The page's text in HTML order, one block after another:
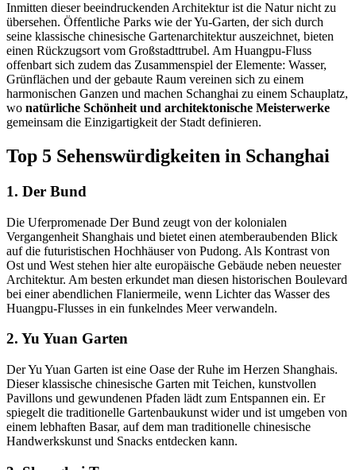
Inmitten dieser beeindruckenden Architektur ist die Natur nicht zu
übersehen. Öffentliche Parks wie der Yu-Garten, der sich durch
seine klassische chinesische Gartenarchitektur auszeichnet, bieten
einen Rückzugsort vom Großstadttrubel. Am Huangpu-Fluss
offenbart sich zudem das Zusammenspiel der Elemente: Wasser,
Grünflächen und der gebaute Raum vereinen sich zu einem
harmonischen Ganzen und machen Schanghai zu einem Schauplatz,
wo natürliche Schönheit und architektonische Meisterwerke
gemeinsam die Einzigartigkeit der Stadt definieren.
Top 5 Sehenswürdigkeiten in Schanghai
1. Der Bund
Die Uferpromenade Der Bund zeugt von der kolonialen
Vergangenheit Shanghais und bietet einen atemberaubenden Blick
auf die futuristischen Hochhäuser von Pudong. Als Kontrast von
Ost und West stehen hier alte europäische Gebäude neben neuester
Architektur. Am besten erkundet man diesen historischen Boulevard
bei einer abendlichen Flaniermeile, wenn Lichter das Wasser des
Huangpu-Flusses in ein funkelndes Meer verwandeln.
2. Yu Yuan Garten
Der Yu Yuan Garten ist eine Oase der Ruhe im Herzen Shanghais.
Dieser klassische chinesische Garten mit Teichen, kunstvollen
Pavillons und gewundenen Pfaden lädt zum Entspannen ein. Er
spiegelt die traditionelle Gartenbaukunst wider und ist umgeben von
einem lebhaften Basar, auf dem man traditionelle chinesische
Handwerkskunst und Snacks entdecken kann.